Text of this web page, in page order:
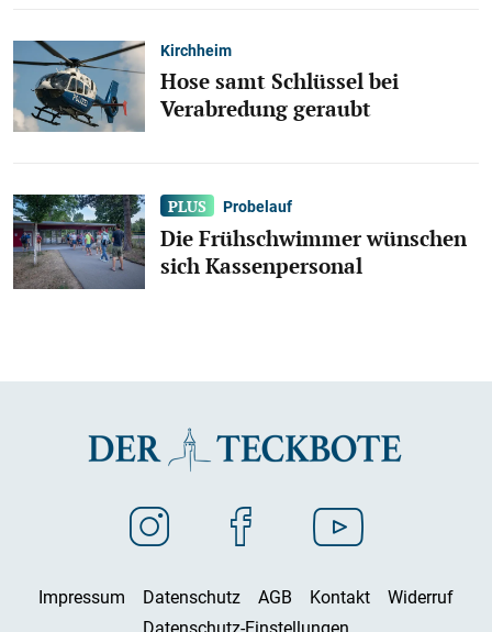
Kirchheim
Hose samt Schlüssel bei
Verabredung geraubt
Probelauf
Die Frühschwimmer wünschen
sich Kassenpersonal
Impressum Datenschutz AGB Kontakt
Widerruf